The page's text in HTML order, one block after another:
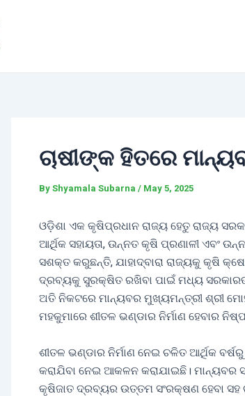
ଚାଷୀଙ୍କ ହିତରେ
ByShyamala Subarna / May 5, 2025
ଓଡ଼ିଶା ଏକ କୃଷିପ୍ରଧାନ ରାଜ୍ୟ ହେତୁ ରାଜ୍ୟ
ଆର୍ଥିକ ସହାୟତା, ଉନ୍ନତ କୃଷି ପ୍ରଣାଳୀ ଏବଂ
ସଶକ୍ତ କରୁଛନ୍ତି, ଯାହାଦ୍ବାରା ରାଜ୍ୟକୁ କୃଷି
ଦ୍ରବ୍ୟକୁ ସୁରକ୍ଷିତ ରଖିବା ପାଇଁ ମଧ୍ୟ
ଅତି ନିକଟରେ ମାନ୍ୟବର ମୁଖ୍ୟମନ୍ତ୍ରୀ ଶ୍ରୀ
ମହକୁମାରେ ଶୀତଳ ଭଣ୍ଡାର ନିର୍ମାଣ ହେବାର
ଶୀତଳ ଭଣ୍ଡାର ନିର୍ମାଣ ନେଇ ଚଳିତ ଆର୍ଥିକ
କରାଯିବା ନେଇ ଆକଳନ କରାଯାଇଛି। ମାନ୍ୟବର
କୃଷିଜାତ ଦ୍ରବ୍ୟର ଉତ୍ତମ ସଂରକ୍ଷଣ ହେବା ସହ